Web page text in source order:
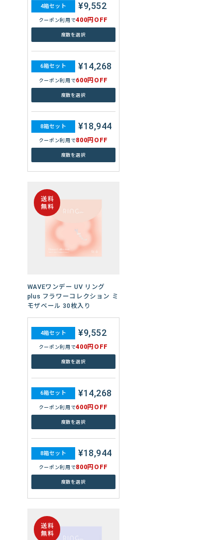
6箱セット ¥11,880
クーポン利用で 600円OFF
度数を選択
8箱セット ¥15,760
クーポン利用で 800円OFF
度数を選択
WAVEワンデー ユー プラス 32
度数を選択
6箱セット ¥11,280
度数を選択
8箱セット ¥15,040
度数を選択
4箱セット ¥9,552
クーポン利用で400円OFF
度数を選択
6箱セット ¥14,268
クーポン利用で600円OFF
度数を選択
8箱セット ¥18,944
クーポン利用で800円OFF
度数を選択
WAVEワンデー UV リング
plus フラワーコレクション ミ
モザベール 30枚入り
4箱セット ¥9,552
クーポン利用で400円OFF
度数を選択
6箱セット ¥14,268
クーポン利用で600円OFF
度数を選択
8箱セット ¥18,944
クーポン利用で800円OFF
度数を選択